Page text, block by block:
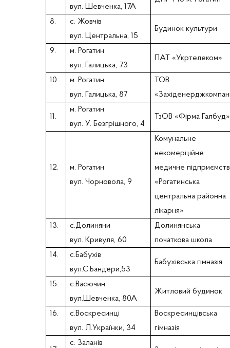
вул. Шевченка, 17А
8.
с. Жовчів
вул. Центральна, 15
Будинок культури
9.
м. Рогатин
вул. Галицька, 73
ПАТ «Укртелеком»
10.
м. Рогатин
вул. Галицька, 87
ТОВ
11.
м. Рогатин
вул. У. Безгрішного, 4
ТзОВ «Фірма Галбуд»
12.
м. Рогатин
вул. Чорновола, 9
Комунальне
некомерційне
медичне
«Рогатинська
центральна районна
лікарня»
13.
с.Долиняни
вул. Кривуля, 60
Долинянська
початкова школа
14.
с.Бабухів
вул.С.Бандери,53
Бабухівська гімназія
15.
с.Васючин
вул.Шевченка, 80А
Житловий будинок
16.
с.Воскресинці
вул. Л.Українки, 34
Воскресинцівська
гімназія
с. Заланів